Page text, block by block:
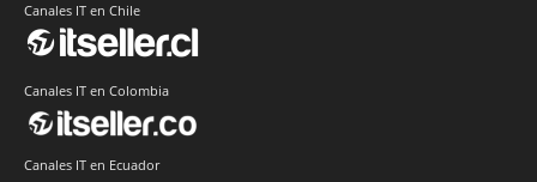
Canales IT en Chile
Canales IT en Colombia
Canales IT en Ecuador